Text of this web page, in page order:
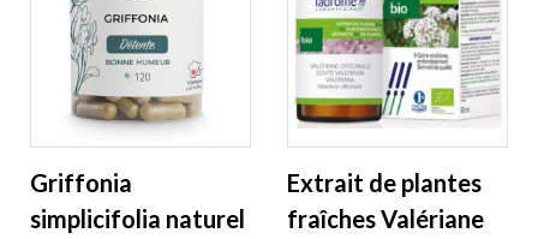
Griffonia
simplicifolia naturel
Extrait de plantes
fraîches Valériane